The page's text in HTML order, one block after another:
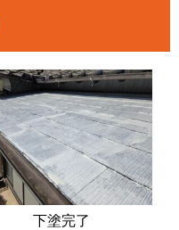
下塗完了